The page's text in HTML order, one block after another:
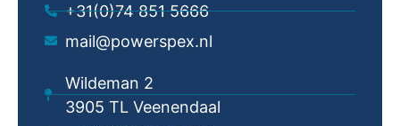
+31(0)74 851 5666
mail@powerspex.nl
Wildeman 2
3905 TL Veenendaal